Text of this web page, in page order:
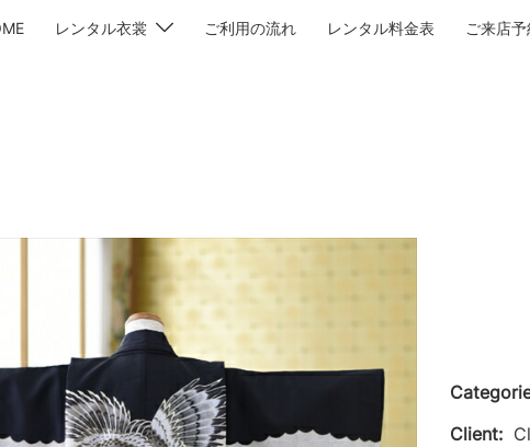
レンタル衣裳 ご利用の流れ レンタル料金表 ご来店予
Client: